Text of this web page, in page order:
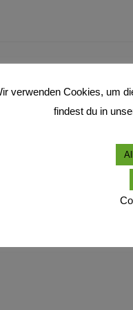
verwenden Cookies, um
findest du in